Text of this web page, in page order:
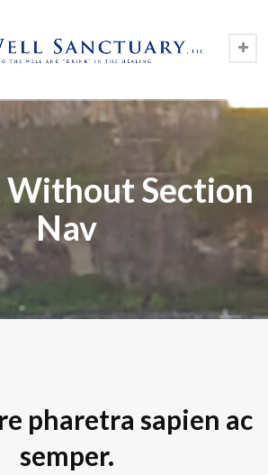
Section
Nav
pharetra sapien ac
semper.